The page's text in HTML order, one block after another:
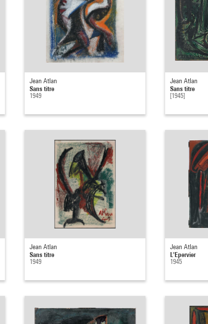
Jean Atlan
Sans titre
1949
Jean Atlan
Sans titre
[1945]
Jean Atlan
Sans titre
1949
Jean Atlan
L'Epervier
1945